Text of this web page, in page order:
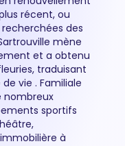
récent, ou
des
mène
et a obtenu
traduisant
vie . Familiale
nombreux
sportifs
à